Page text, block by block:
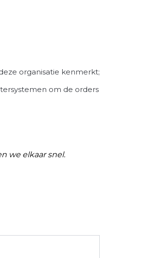
organisatie kenmerkt;
om de orders
we elkaar snel.